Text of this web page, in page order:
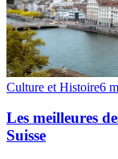
Culture et Histoire6
Les meilleures
Suisse